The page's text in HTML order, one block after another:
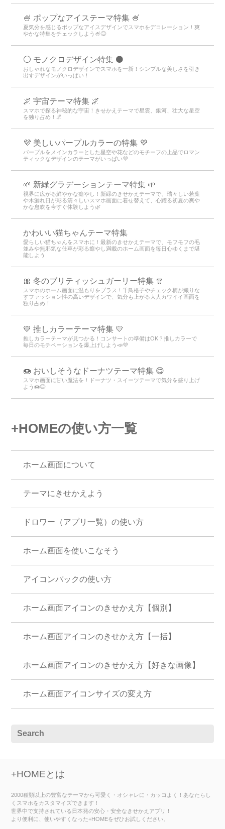
🍧 ポップなアイステーマ特集 🍧
夏気分を感じるポップなアイスデザインでスマホをデコレーション！爽
やかな特集をチェックしよう🍧😋
⚪️ モノクロデザイン特集 ⚫️
おしゃれなモノクロデザインでスマホを一新！シンプルな美しさを引き
出すデザインがいっぱい！
🌌 宇宙テーマ特集 🌌
スマホで探る神秘的な宇宙！きせかえテーマで星雲、銀河、壮大な星空
を独り占め！🌌
💜 美しいパープルカラーの特集 💜
パープルをメインカラーとした星空や花などのモチーフの上品でロマン
ティックなデザインのテーマがいっぱい💜
🌱 新緑グラデーションテーマ特集 🌱
視界に広がる鮮やかな癒やし！新緑のきせかえテーマで、瑞々しい若葉
や木漏れ日が彩る清々しいスマホ画面に着せ替えて、心躍る初夏の爽や
かな息吹を今すぐ体験しよう🌿
かわいい猫ちゃんテーマ特集
愛らしい猫ちゃんをスマホに！最新のきせかえテーマで、モフモフの毛
並みや無邪気な仕草が彩る癒やし満載のホーム画面を毎日心ゆくまで堪
能しよう
🎀 冬のブリティッシュガーリー特集 🧣
スマホのホーム画面に温もりをプラス！千鳥格子やチェック柄が織りな
すファッション性の高いデザインで、気分も上がる大人カワイイ画面を
独り占め！
💙 推しカラーテーマ特集 💛
推しカラーテーマが見つかる！コンサートの準備はOK？推しカラーで
毎日のモチベーションを爆上げしよう📣💜
🍩 おいしそうなドーナツテーマ特集 😋
スマホ画面に甘い魔法を！ドーナツ・スイーツテーマで気分を盛り上げ
よう🍩😋
+HOMEの使い方一覧
ホーム画面について
テーマにきせかえよう
ドロワー（アプリ一覧）の使い方
ホーム画面を使いこなそう
アイコンパックの使い方
ホーム画面アイコンのきせかえ方【個別】
ホーム画面アイコンのきせかえ方【一括】
ホーム画面アイコンのきせかえ方【好きな画像】
ホーム画面アイコンサイズの変え方
+HOMEとは
2000種類以上の豊富なテーマから可愛く・オシャレに・カッコよく！あなたらし
くスマホをカスタマイズできます！
世界中で支持されている日本発の安心・安全なきせかえアプリ！
より便利に、使いやすくなった+HOMEをぜひお試しください。